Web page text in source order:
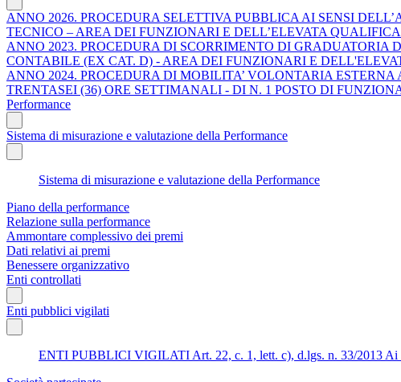
ANNO 2026. PROCEDURA SELETTIVA PUBBLICA AI SENSI
TECNICO – AREA DEI FUNZIONARI E DELL’ELEVATA
ANNO 2023. PROCEDURA DI SCORRIMENTO DI
CONTABILE (EX CAT. D) - AREA DEI FUNZIONARI E
ANNO 2024. PROCEDURA DI MOBILITA’ VOLONTARIA ESTERNA
TRENTASEI (36) ORE SETTIMANALI - DI N. 1 POSTO DI
Performance
Sistema di misurazione e valutazione della Performance
Sistema di misurazione e valutazione della Performance
Piano della performance
Relazione sulla performance
Ammontare complessivo dei premi
Dati relativi ai premi
Benessere organizzativo
Enti controllati
Enti pubblici vigilati
ENTI PUBBLICI VIGILATI Art. 22, c. 1, lett. c), d.lgs. n. 33/2013 Ai